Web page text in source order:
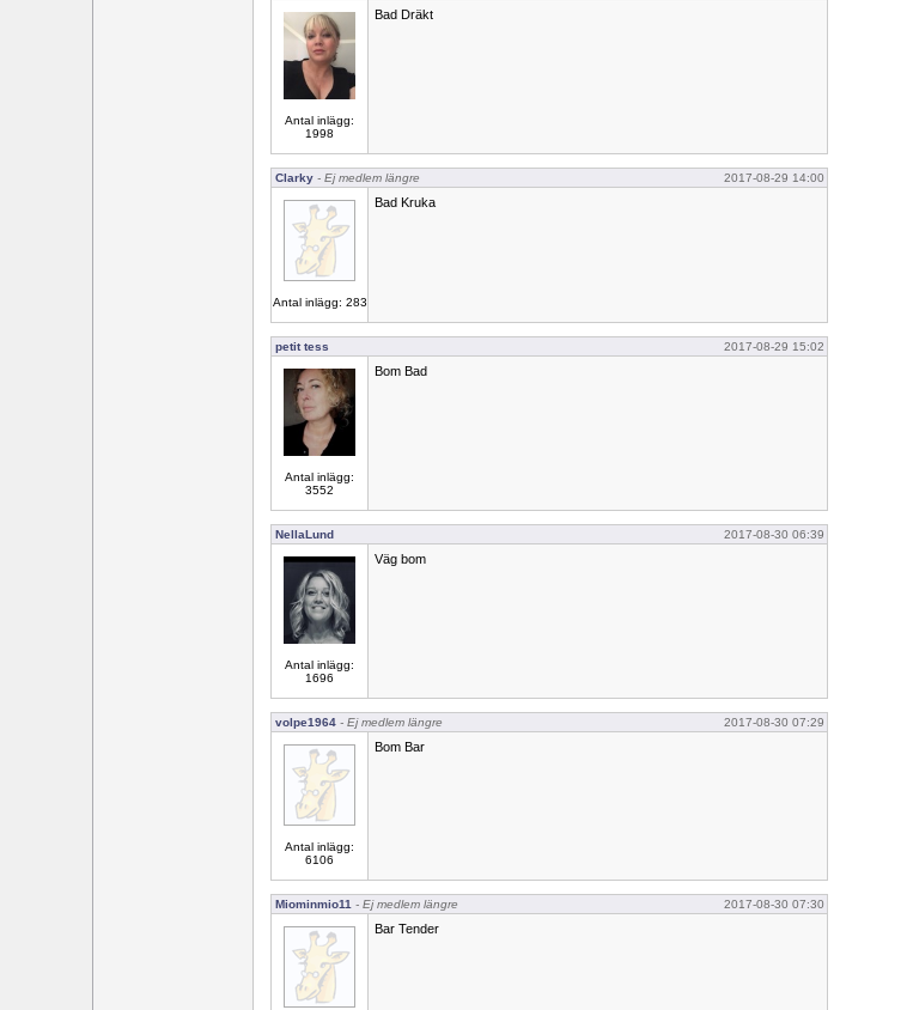
Antal inlägg:
1998
Bad Dräkt
Clarky - Ej medlem längre 2017-08-29 14:00
Antal inlägg: 283
Bad Kruka
petit tess 2017-08-29 15:02
Antal inlägg:
3552
Bom Bad
NellaLund 2017-08-30 06:39
Antal inlägg:
1696
Väg bom
volpe1964 - Ej medlem längre 2017-08-30 07:29
Antal inlägg:
6106
Bom Bar
Miominmio11 - Ej medlem längre 2017-08-30 07:30
Bar Tender